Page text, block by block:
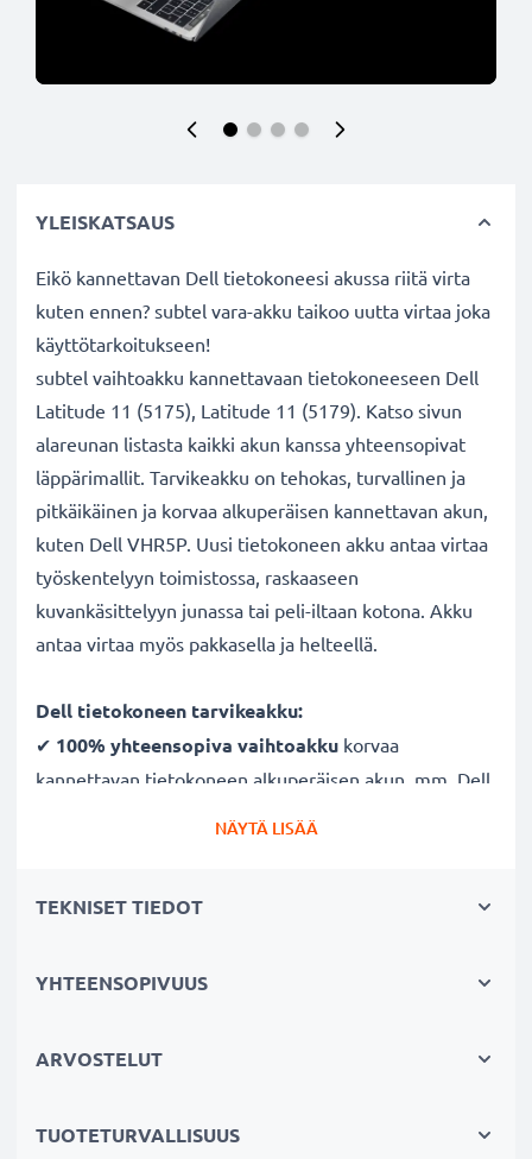
YLEISKATSAUS
Eikö kannettavan Dell tietokoneesi akussa riitä virta
kuten ennen? subtel vara-akku taikoo uutta virtaa joka
käyttötarkoitukseen!
subtel vaihtoakku kannettavaan tietokoneeseen Dell
Latitude 11 (5175), Latitude 11 (5179). Katso sivun
alareunan listasta kaikki akun kanssa yhteensopivat
läppärimallit. Tarvikeakku on tehokas, turvallinen ja
pitkäikäinen ja korvaa alkuperäisen kannettavan akun,
kuten Dell VHR5P. Uusi tietokoneen akku antaa virtaa
työskentelyyn toimistossa, raskaaseen
kuvankäsittelyyn junassa tai peli-iltaan kotona. Akku
antaa virtaa myös pakkasella ja helteellä.
Dell tietokoneen tarvikeakku:
✔ 100% yhteensopiva vaihtoakku korvaa
kannettavan tietokoneen alkuperäisen akun, mm. Dell
✔Sertifioitu turvallisuus
✔Suuri kapasiteetti ja pitkä kesto
✔Pitkä käyttöaika vapauttaa lataustuokioilta
NÄYTÄ LISÄÄ
TEKNISET TIEDOT
YHTEENSOPIVUUS
ARVOSTELUT
TUOTETURVALLISUUS